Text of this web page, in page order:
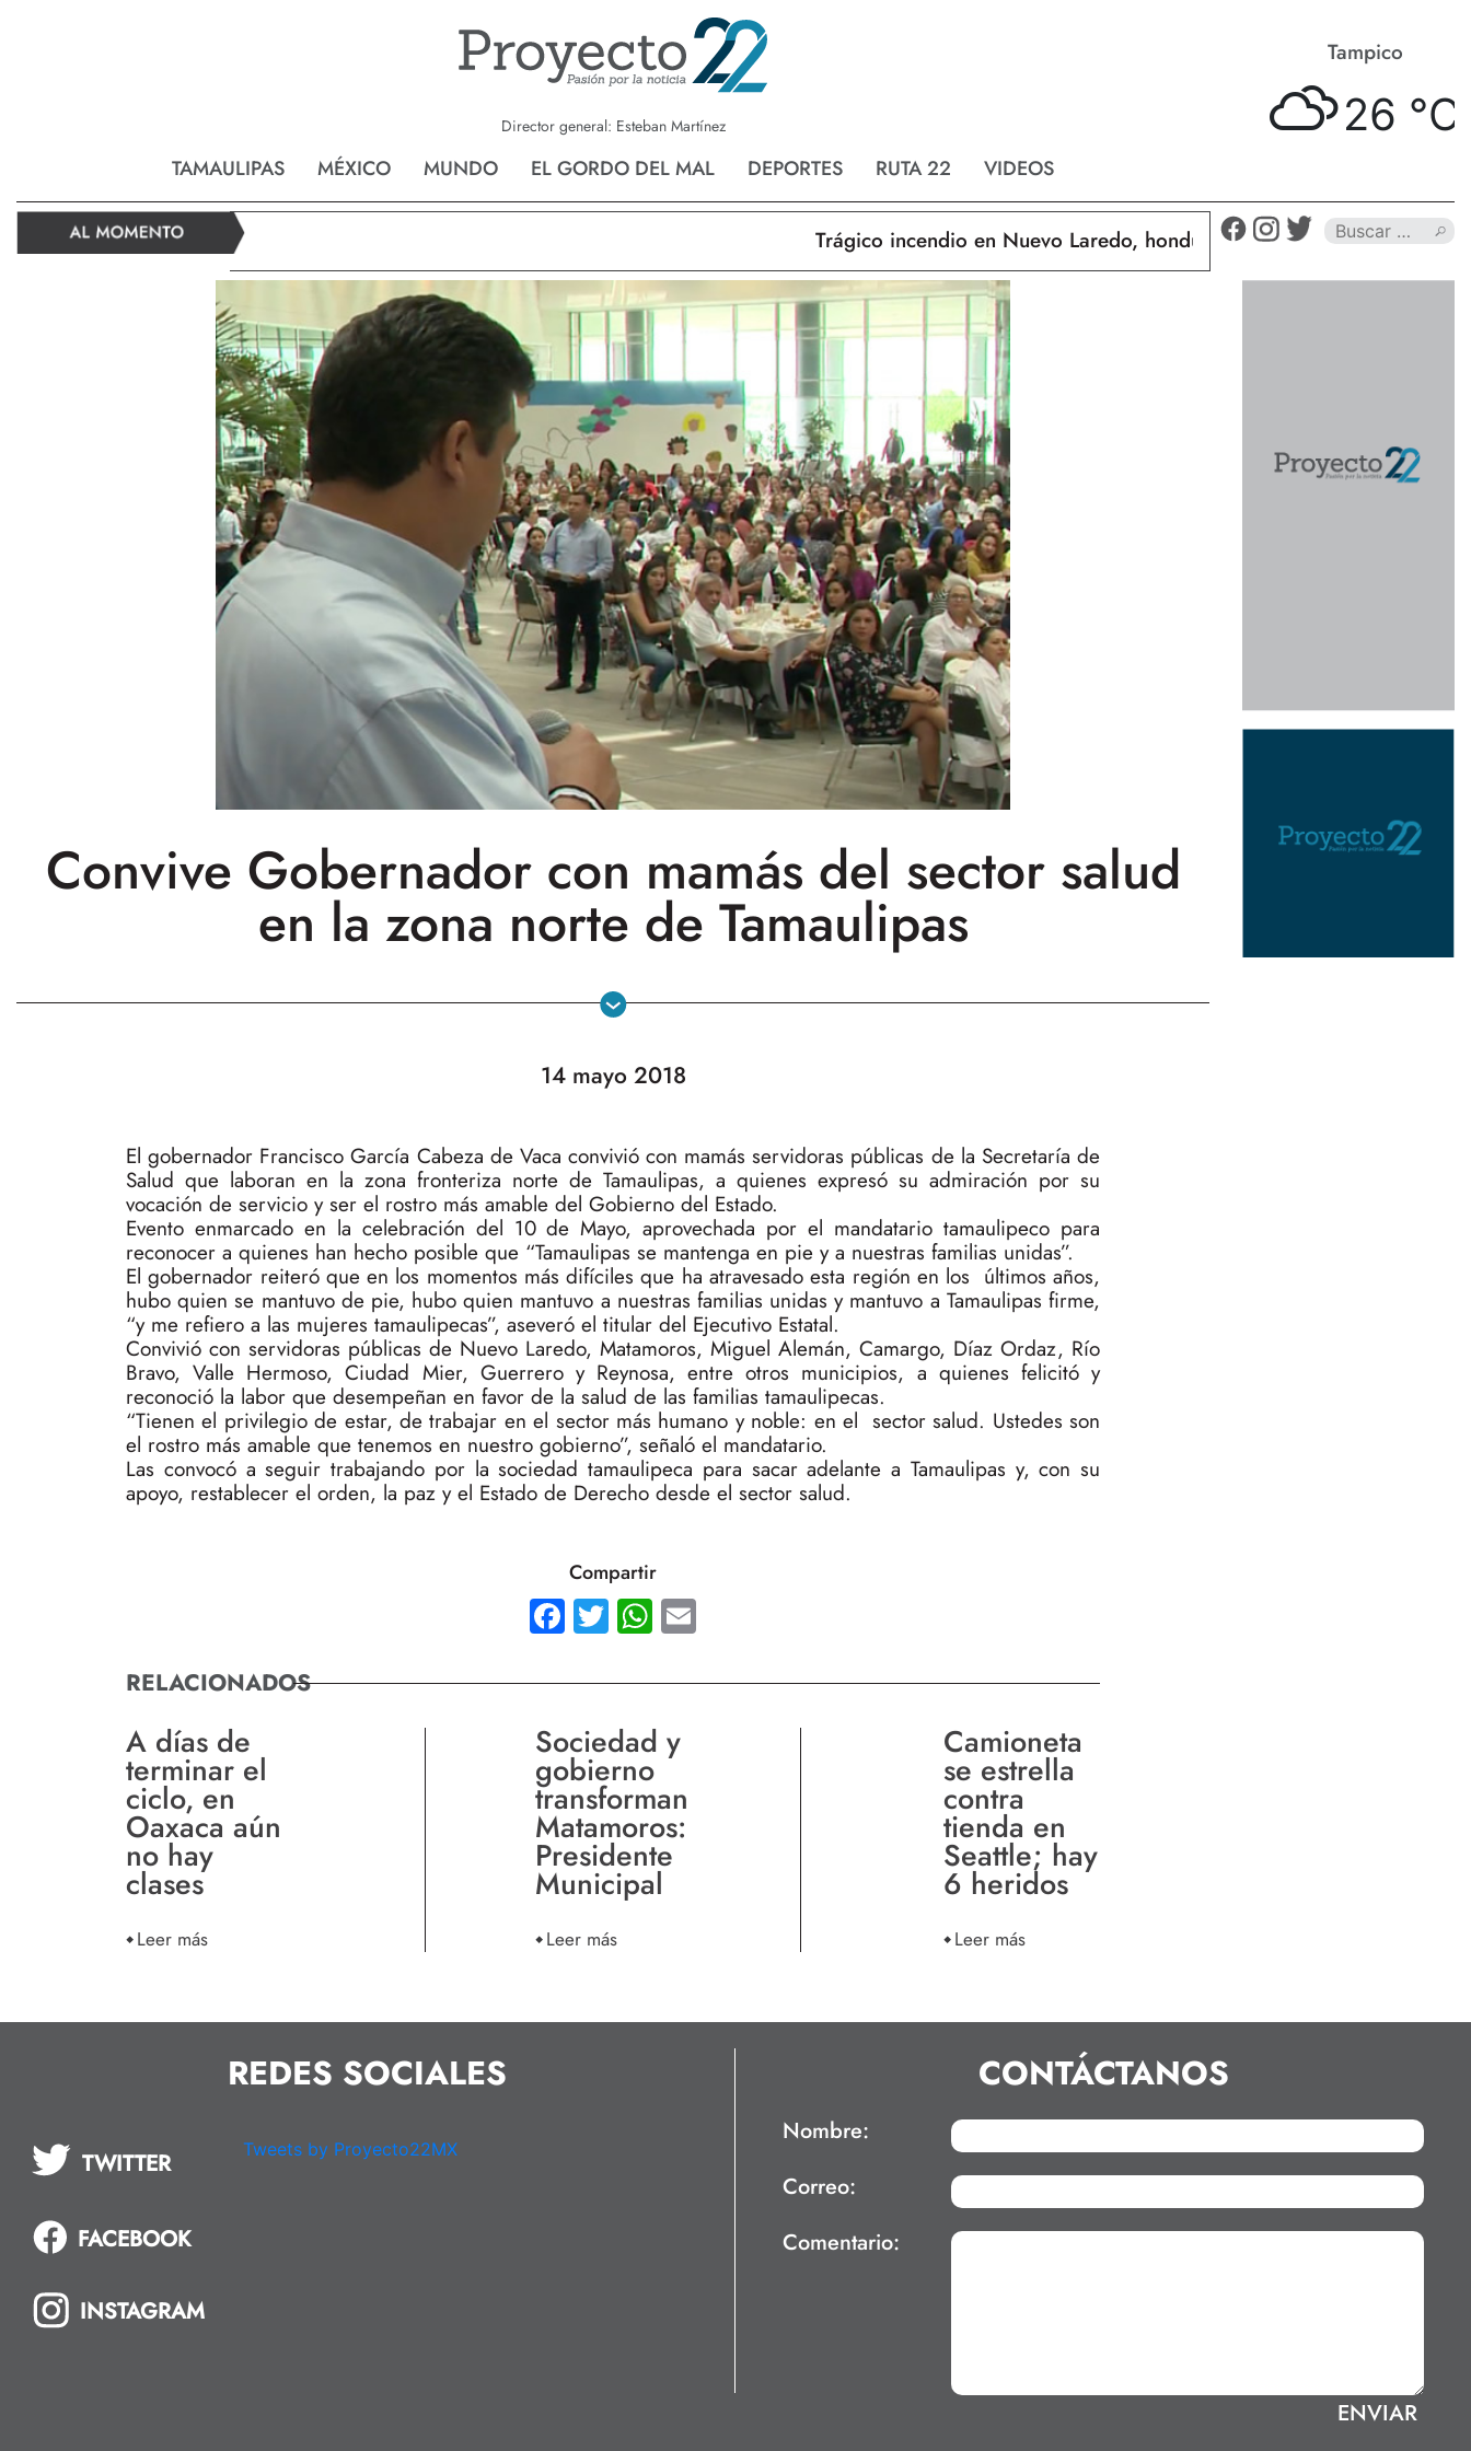
Director general: Esteban Martínez
TAMAULIPAS MÉXICO MUNDO EL GORDO DEL MAL DEPORTES RUTA 22 VIDEOS
Reynosa Nvo. Laredo Tampico
26 °C
Trágico incendio en Nuevo Laredo, hondureño muere calcinado
Convive Gobernador con mamás del sector salud
en la zona norte de Tamaulipas
14 mayo 2018
El gobernador Francisco García Cabeza de Vaca convivió con mamás servidoras públicas de la Secretaría de
Salud que laboran en la zona fronteriza norte de Tamaulipas, a quienes expresó su admiración por su
vocación de servicio y ser el rostro más amable del Gobierno del Estado.
Evento enmarcado en la celebración del 10 de Mayo, aprovechada por el mandatario tamaulipeco para
reconocer a quienes han hecho posible que “Tamaulipas se mantenga en pie y a nuestras familias unidas”.
El gobernador reiteró que en los momentos más difíciles que ha atravesado esta región en los últimos años,
hubo quien se mantuvo de pie, hubo quien mantuvo a nuestras familias unidas y mantuvo a Tamaulipas firme,
“y me refiero a las mujeres tamaulipecas”, aseveró el titular del Ejecutivo Estatal.
Convivió con servidoras públicas de Nuevo Laredo, Matamoros, Miguel Alemán, Camargo, Díaz Ordaz, Río
Bravo, Valle Hermoso, Ciudad Mier, Guerrero y Reynosa, entre otros municipios, a quienes felicitó y
reconoció la labor que desempeñan en favor de la salud de las familias tamaulipecas.
“Tienen el privilegio de estar, de trabajar en el sector más humano y noble: en el sector salud. Ustedes son
el rostro más amable que tenemos en nuestro gobierno”, señaló el mandatario.
Las convocó a seguir trabajando por la sociedad tamaulipeca para sacar adelante a Tamaulipas y, con su
apoyo, restablecer el orden, la paz y el Estado de Derecho desde el sector salud.
Compartir
Facebook
TwitterWhatsApp
RELACIONADOS
A días de
terminar el
ciclo, en
Oaxaca aún
no hay
clases
Leer más
Sociedad y
gobierno
transforman
Matamoros:
Presidente
Municipal
Leer más
Camioneta
se estrella
contra
tienda en
Seattle; hay
6 heridos
Leer más
REDES SOCIALES
TWITTER
FACEBOOK
INSTAGRAM
Tweets by Proyecto22MX
CONTÁCTANOS
Nombre:
Correo:
Comentario: